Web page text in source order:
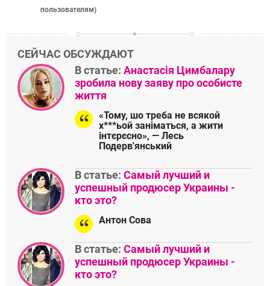
пользователям)
СЕЙЧАС ОБСУЖДАЮТ
В статье: Анастасія Цимбалару
зробила нову заяву про особисте
життя
«Тому, шо треба не всякой
х***ьой заніматься, а жити
інтєрєсно», — Лесь
Подерв'янський
В статье: Самый лучший и
успешный продюсер Украины -
кто это?
Антон Сова
В статье: Самый лучший и
успешный продюсер Украины -
кто это?